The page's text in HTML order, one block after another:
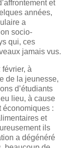
et
années,
a
socio-
qui, ces
jamais vus.
à
de la jeunesse,
d’étudiants
lieu, à cause
économiques :
et
ils
a dégénéré